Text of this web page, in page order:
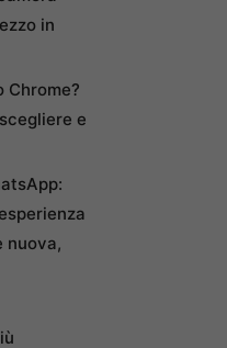
in
Chrome?
e
nuova,